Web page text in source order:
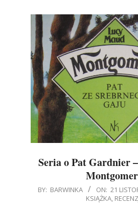
Seria o Pat Gardnier
2014-
BY: BARWINKA ON: 21
KSIĄŻKA,